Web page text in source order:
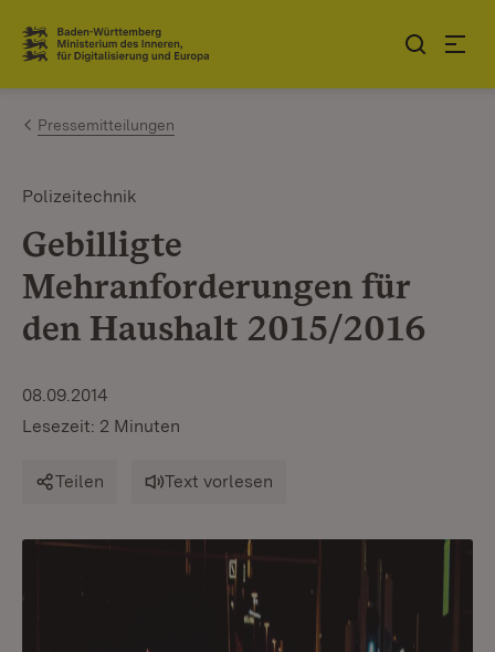
Zum Inhalt springen
Link zur Startseite
Pressemitteilungen
Polizeitechnik
Gebilligte
Mehranforderungen für
den Haushalt 2015/2016
08.09.2014
Lesezeit: 2 Minuten
Teilen Text vorlesen